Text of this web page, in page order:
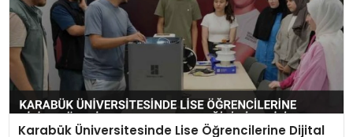
Karabük Üniversitesinde Lise Öğrencilerine Dijital